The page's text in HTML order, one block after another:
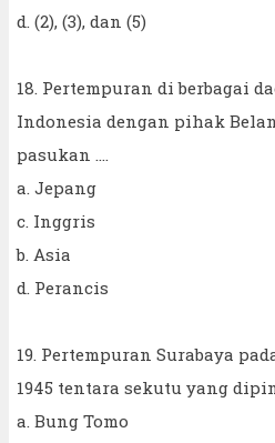
d. (2), (3), dan (5)
18. Pertempuran di berbagai
Indonesia dengan pihak
pasukan ....
a. Jepang
c. Inggris
b. Asia
d. Perancis
19. Pertempuran Surabaya
1945 tentara sekutu yang
a. Bung Tomo